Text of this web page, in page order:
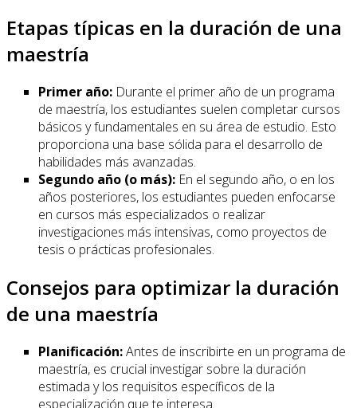
Etapas típicas en la duración de una
maestría
Primer año: Durante el primer año de un programa
de maestría, los estudiantes suelen completar cursos
básicos y fundamentales en su área de estudio. Esto
proporciona una base sólida para el desarrollo de
habilidades más avanzadas.
Segundo año (o más): En el segundo año, o en los
años posteriores, los estudiantes pueden enfocarse
en cursos más especializados o realizar
investigaciones más intensivas, como proyectos de
tesis o prácticas profesionales.
Consejos para optimizar la duración
de una maestría
Planificación:Antes de inscribirte en un programa de
maestría, es crucial investigar sobre la duración
estimada y los requisitos específicos de la
especialización que te interesa.